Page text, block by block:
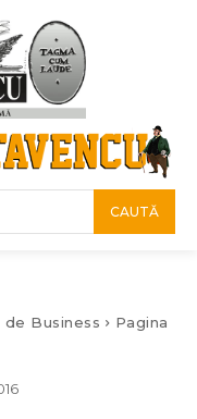
CAUTĂ
de Business
Pagina